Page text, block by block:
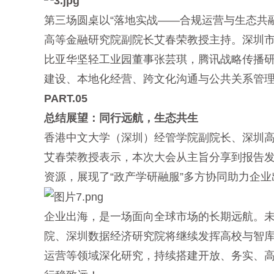
第三场圆桌以“落地实战——合规运营与生态共
高等金融研究院副院长艾春荣教授主持。深圳
比亚华坚轻工业园董事张芸琪，腾讯战略传播
建设、本地化经营、跨文化沟通与公共关系管
PART.05
总结展望：同行远航，生态共生
香港中文大学（深圳）经管学院副院长、深圳
艾春荣教授表示，本次大会从主旨分享到报告
资源，展现了“政产学研融服”多方协同助力企
企业出海，是一场面向全球市场的长期远航。
院、深圳数据经济研究院将继续发挥高校与智
运营等领域深化研究，持续搭建开放、务实、